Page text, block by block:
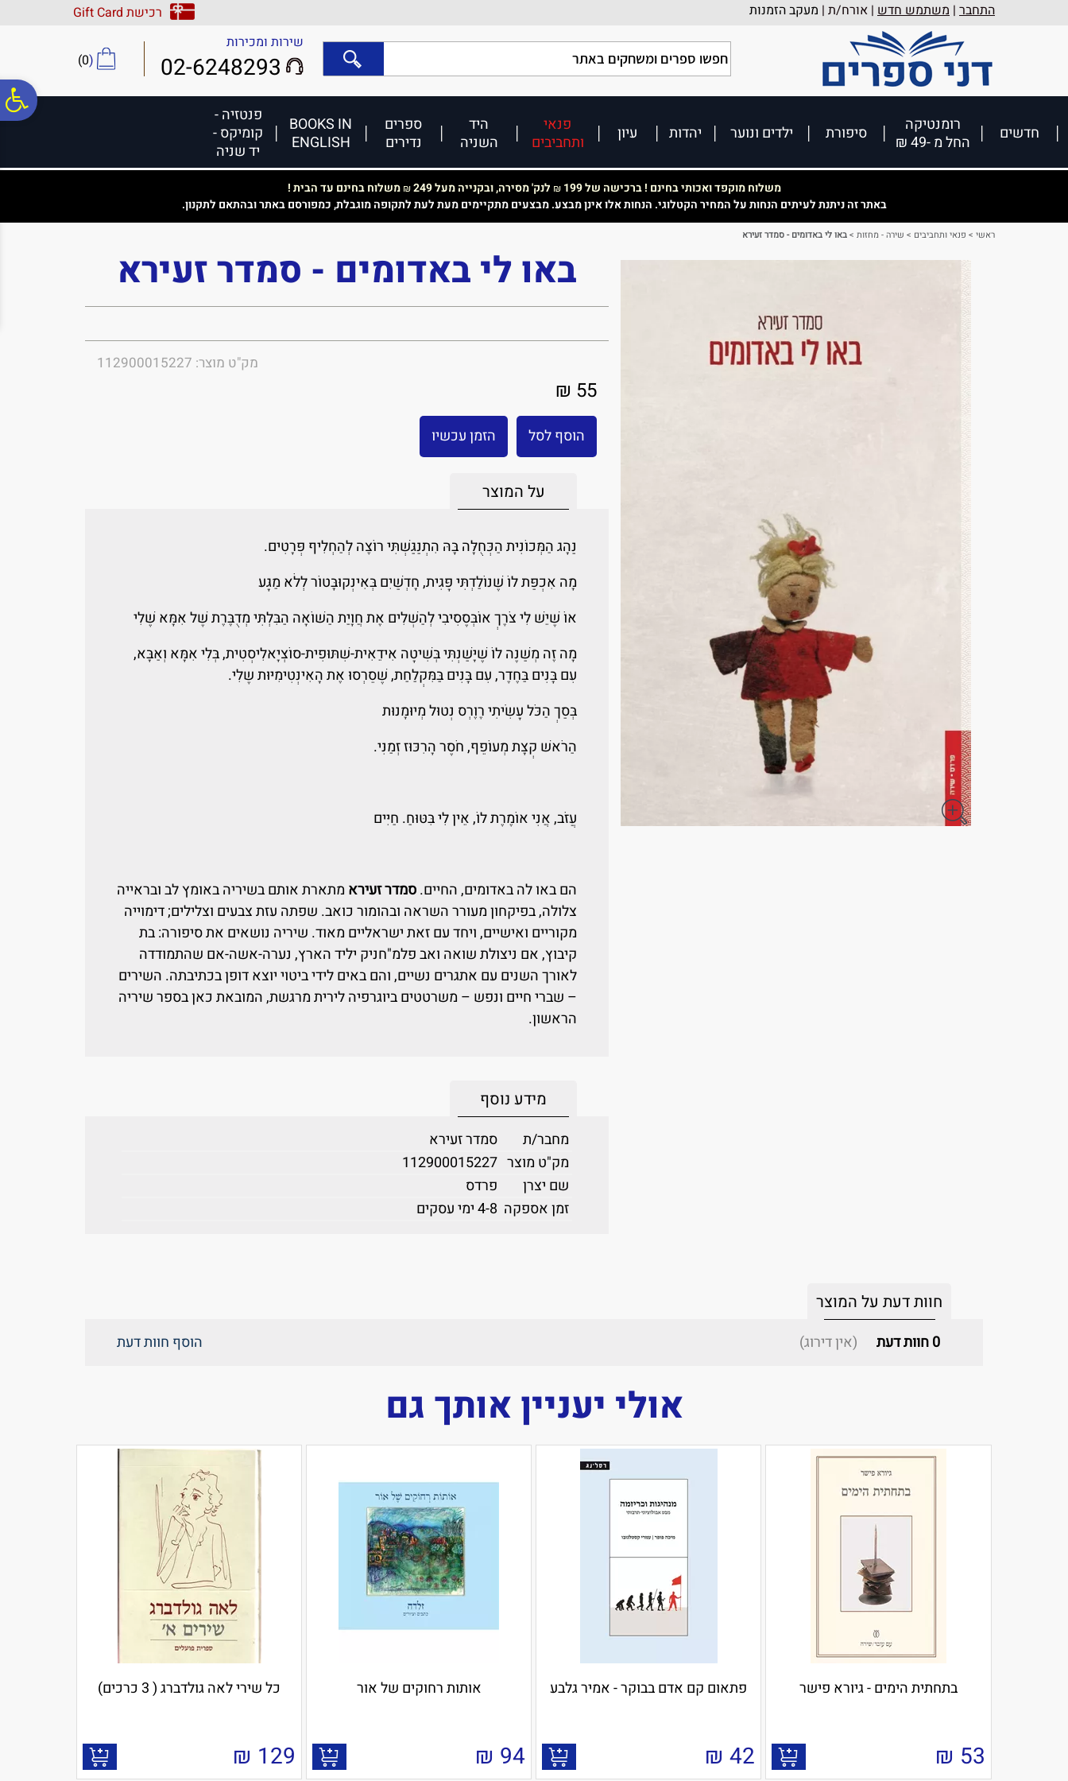
נגישות
אתר
המרכזי
התחבר | משתמש חדש | אורח/ת | מעקב הזמנות
רכישת Gift Card
שירות ומכירות
02-6248293
(
0
)
חדשים
רומנטיקה
החל מ -49 ₪
סיפורת ילדים ונוער יהדות עיון
פנאי
ותחביבים
היד
השניה
ספרים
נדירים
BOOKS IN
ENGLISH
פנטזיה -
קומיקס -
יד שניה
משלוח מוקפד ואכותי בחינם ! ברכישה של 199 ₪ לנק' מסירה, ובקנייה מעל 249 ₪משלוח בחינם עד הבית !
באתר זה ניתנת לעיתים הנחות על המחיר הקטלוגי. הנחות אלו אינן מבצע. מבצעים מתקיימים מעת לעת לתקופה מוגבלת, כמפורסם באתר ובהתאם לתקנון.
ראשי > פנאי ותחביבים > שירה - מחזות >באו לי באדומים - סמדר זעירא
באו לי באדומים - סמדר זעירא
מק"ט מוצר: 112900015227
55 ₪
הוסף לסל הזמן עכשיו
על המוצר
נַהָג הַמְּכוֹנִית הַכְּחֻלָּה בָּהּ הִתְנַגַּשְׁתִּי רוֹצֶה לְהַחְלִיף פְּרָטִים.
מָה אִכְפַּת לוֹ שֶׁנוֹלַדְתִּי פָּגִית, חָדְשַׁיִם בְּאִינְקוּבָּטוֹר לְלֹא מַגָּע
אוֹ שֶׁיֵשׁ לִי צֹרֶךְ אוֹבְּסֶסִיבִי לְהַשְׁלִים אֶת חֲוָיַת הַשּׁוֹאָה הַבִּלְתִּי מְדֻבֶּרֶת שֶׁל אִמָּא שֶׁלִי
מָה זֶה מְשַׁנֶּה לוֹ שֶׁיָּשַׁנְתִּי בְּשִׁיטָה אִידֵאִית-שִׁתּוּפִית-סוֹצְיָאלִיסְטִית, בְּלִי אִמָּא וְאַבָּא,
עִם בָּנִים בַּחֶדֶר, עִם בָּנִים בַּמִּקְלַחַת, שֶׁסֵרְסוּ אֶת הָאִינְטִימִיּוּת שֶלִי.
בְּסַךְ הַכֹּל עָשִׂיתִי רֶוֶרְס נְטוּל מְיוּמָנוּת
הַרֹאשׁ קְצָת מְעוֹפֵף, חֹסֶר הָרִכּוּז זְמַנִּי.
עֲזֹב, אֲנִי אוֹמֶרֶת לוֹ, אֵין לִי בִּטּוּחַ. חַיִּים
הם באו לה באדומים, החיים.סמדר זעירא מתארת אותם בשיריה באומץ לב ובראייה
צלולה, בפיקחון מעורר השראה ובהומור כואב. שפתה עזת צבעים וצלילים; דימוייה
מקוריים ואישיים, ויחד עם זאת ישראליים מאוד. שיריה נושאים את סיפורה: בת
קיבוץ, אם ניצולת שואה ואב פלמ"חניק יליד הארץ, נערה-אשה-אם שהתמודדה
לאורך השנים עם אתגרים נשיים, והם באים לידי ביטוי יוצא דופן בכתיבתה. השירים
– שברי חיים ונפש – משרטטים ביוגרפיה לירית מרגשת, המובאת כאן בספר שיריה
הראשון.
מידע נוסף
מחבר/ת
סמדר זעירא
מק"ט מוצר 112900015227
שם יצרן
פרדס
זמן אספקה 4-8 ימי עסקים
חוות דעת על המוצר
0חוות דעת (אין דירוג) הוסף חוות דעת
אולי יעניין אותך גם
בתחתית הימים - גיורא פישר
53
₪
פתאום קם אדם בבוקר - אמיר גלבע
42
₪
אותות רחוקים של אור
94
₪
כל שירי לאה גולדברג ( 3 כרכים)
129
₪